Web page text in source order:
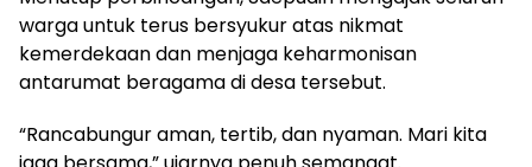
warga untuk terus bersyukur atas nikmat
kemerdekaan dan menjaga keharmonisan
antarumat beragama di desa tersebut.
“Rancabungur aman, tertib, dan nyaman. Mari kita